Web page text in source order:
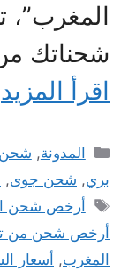
شحناتك
اقرأ المزيد
التصنيفات
المدونة, شحن
بري, شحن جوى,
الوسوم
أرخص شحن
أرخص شحن من
المغرب, أسعار